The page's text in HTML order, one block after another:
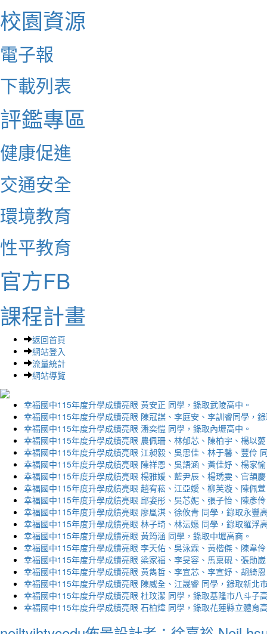
校園資源
電子報
下載列表
評鑑專區
健康促進
交通安全
環境教育
性平教育
官方FB
課程計畫
返回首頁
網站登入
流量統計
網站導覽
幸福國中115年度升學成績亮眼 黃安正 同學，錄取武陵高中。
幸福國中115年度升學成績亮眼 陳冠謀、李庭安、李訓睿同學，
幸福國中115年度升學成績亮眼 潘奕愷 同學，錄取內壢高中。
幸福國中115年度升學成績亮眼 農佩珊、林郁芯、陳柏宇、楊以
幸福國中115年度升學成績亮眼 江昶毅、吳思佳、林于馨、豐伶
幸福國中115年度升學成績亮眼 陳祥恩、吳語涵、黃佳妤、楊家
幸福國中115年度升學成績亮眼 楊雅媛、藍尹辰、楊琇雯、官頡
幸福國中115年度升學成績亮眼 趙宥菘、江亞嬡、柳芙漩、陳佩
幸福國中115年度升學成績亮眼 邱姿彤、吳芯妮、張子怡、陳彥
幸福國中115年度升學成績亮眼 廖凰淇、徐攸青 同學，錄取永豐
幸福國中115年度升學成績亮眼 林子琦、林沄嬨 同學，錄取羅浮
幸福國中115年度升學成績亮眼 黃筠涵 同學，錄取中壢高商。
幸福國中115年度升學成績亮眼 李天佑、吳泳霖、黃楷傑、陳韋
幸福國中115年度升學成績亮眼 梁家福、李旻容、馬稟硯、張勛
幸福國中115年度升學成績亮眼 黃雋哲、李宜芯、李宣妤、胡綺
幸福國中115年度升學成績亮眼 陳威全、江晟睿 同學，錄取新北
幸福國中115年度升學成績亮眼 杜玟潔 同學，錄取基隆市八斗子
幸福國中115年度升學成績亮眼 石柏煒 同學，錄取花蓮縣立體育